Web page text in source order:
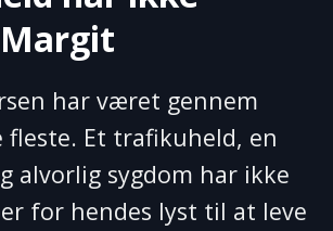
har været gennem
fleste. Et trafikuheld, en
alvorlig sygdom har ikke
for hendes lyst til at leve